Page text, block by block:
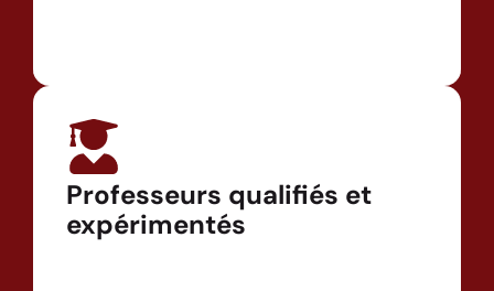
Professeurs qualifiés et
expérimentés